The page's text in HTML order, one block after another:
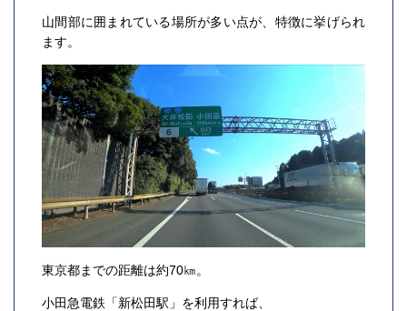
山間部に囲まれている場所が多い点が、特徴に挙げられ
ます。
東京都までの距離は約70㎞。
小田急電鉄「新松田駅」を利用すれば、